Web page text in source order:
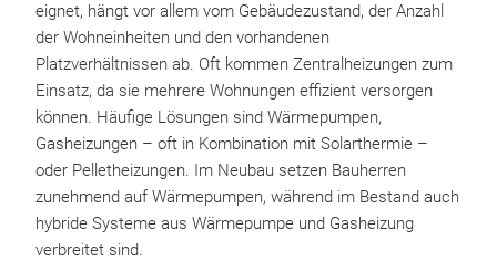
eignet, hängt vor allem vom Gebäudezustand, der Anzahl
der Wohneinheiten und den vorhandenen
Platzverhältnissen ab. Oft kommen Zentralheizungen zum
Einsatz, da sie mehrere Wohnungen effizient versorgen
können. Häufige Lösungen sind Wärmepumpen,
Gasheizungen – oft in Kombination mit Solarthermie –
oder Pelletheizungen. Im Neubau setzen Bauherren
zunehmend auf Wärmepumpen, während im Bestand auch
hybride Systeme aus Wärmepumpe und Gasheizung
verbreitet sind.